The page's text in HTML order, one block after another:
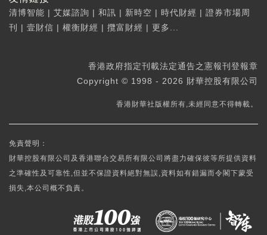
清博智能 | 艾媒諮詢 | 和訊 | 新時空 | 時代財經 | 證券市場周
刊
| 壹財信 | 權衡財經 | 攬富財經 | 更多...
香港政府指定刊載法定通告之憲報刊登報章
Copyright © 1998 - 2026 財華控股有限公司
香港財華社版權所有,未經同意不得轉載。
免責聲明：
財華控股有限公司及香港聯合交易所有限公司將盡力確保彼等所提供資料
之準確性及可靠性,但並不保證資料絕對無誤,資料如有錯漏而令閣下蒙受
損失,本公司概不負責。